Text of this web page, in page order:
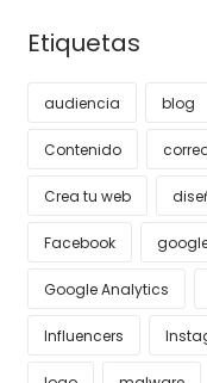
Etiquetas
audiencia blog
Contenido
Crea tu web
Facebook
Google Analytics
Influencers